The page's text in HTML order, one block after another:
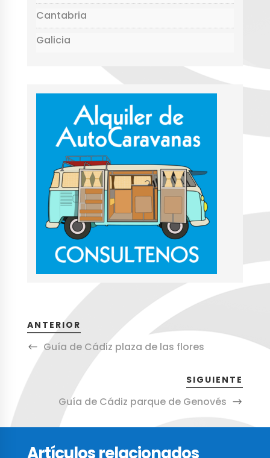
Cantabria
Galicia
ANTERIOR
Guía de Cádiz plaza de las flores
SIGUIENTE
Guía de Cádiz parque de Genovés
Artículos relacionados